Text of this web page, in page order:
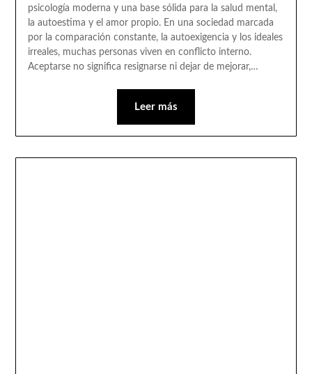
psicología moderna y una base sólida para la salud mental,
la autoestima y el amor propio. En una sociedad marcada
por la comparación constante, la autoexigencia y los ideales
irreales, muchas personas viven en conflicto interno.
Aceptarse no significa resignarse ni dejar de mejorar,…
Leer más